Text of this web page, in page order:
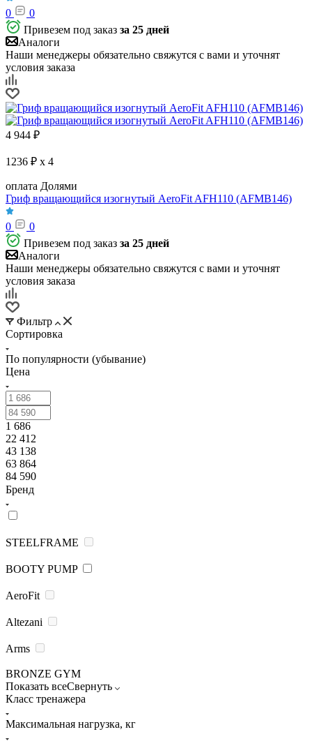
0
0
Привезем под заказ за 25 дней
Аналоги
Наши менеджеры обязательно свяжутся с вами и уточнят
условия заказа
4 944 ₽
1236 ₽ x 4
оплата Долями
Гриф вращающийся изогнутый AeroFit AFH110 (AFMB146)
0
0
Привезем под заказ за 25 дней
Аналоги
Наши менеджеры обязательно свяжутся с вами и уточнят
условия заказа
Фильтр
Сортировка
По популярности (убывание)
Цена
1 686
22 412
43 138
63 864
84 590
Бренд
STEELFRAME
BOOTY PUMP
AeroFit
Altezani
Arms
BRONZE GYM
Показать всеСвернуть
Класс тренажера
Максимальная нагрузка, кг